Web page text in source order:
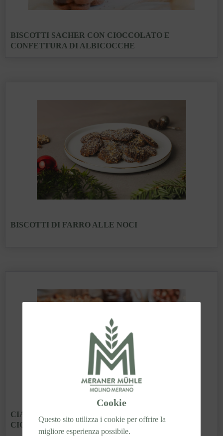
BISCOTTI SACHER CON CIOCCOLATO E
CONFETTURA DI ALBICOCCHE
BISCOTTI DI FARRO ALLE NOCI
CIAMBELLE DEGLI USSARI CON GANACHE AL
CIOCCOLATO BIANCO
Cookie
Questo sito utilizza i cookie per offrire la
migliore esperienza possibile.